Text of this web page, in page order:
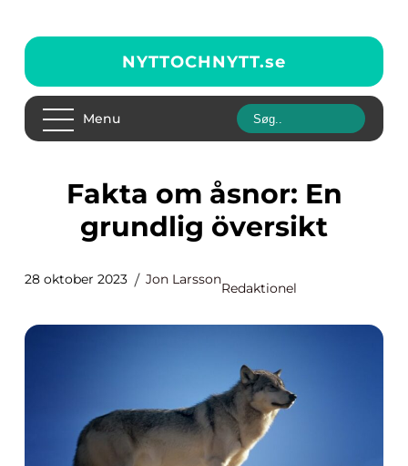
NYTTOCHNYTT.se
Menu
Fakta om åsnor: En
grundlig översikt
28 oktober 2023 Jon Larsson
Redaktionel